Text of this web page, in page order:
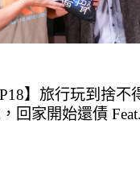
】旅行玩到捨不
回家開始還債